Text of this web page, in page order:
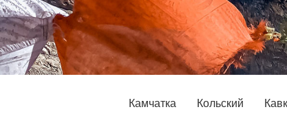
Камчатка Кольский